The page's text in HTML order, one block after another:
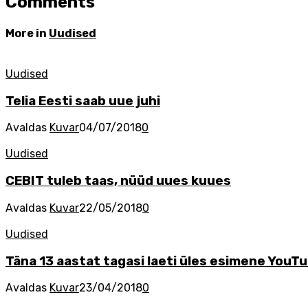
More in Uudised
Uudised
Telia Eesti saab uue juhi
Avaldas Kuvar04/07/20180
Uudised
CEBIT tuleb taas, nüüd uues kuues
Avaldas Kuvar22/05/20180
Uudised
Täna 13 aastat tagasi laeti üles esimene
Avaldas Kuvar23/04/20180